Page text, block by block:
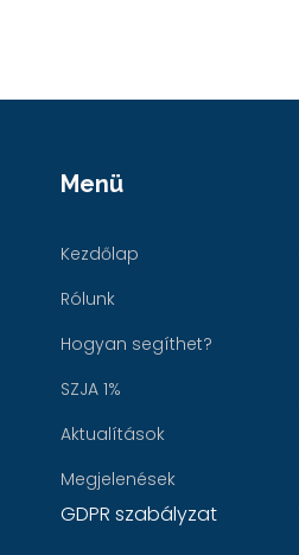
Menü
Kezdőlap
Rólunk
Hogyan segíthet?
SZJA 1%
Aktualítások
Megjelenések
GDPR szabályzat